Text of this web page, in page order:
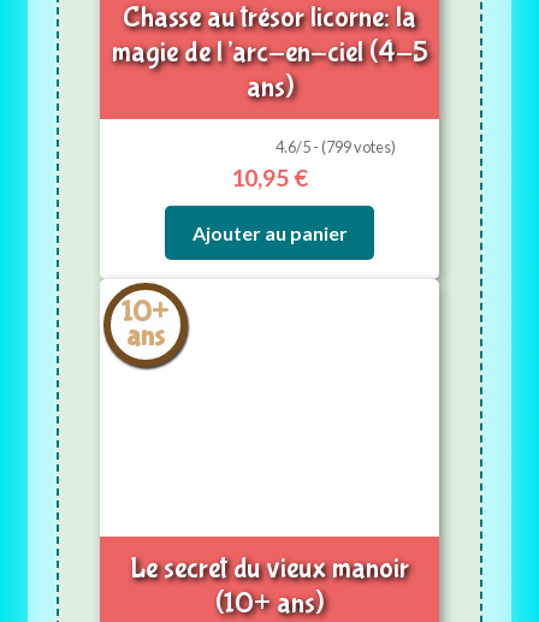
Chasse au trésor licorne: la
magie de l’arc-en-ciel (4-5
ans)
4.6/5 - (799 votes)
10,95 €
Ajouter au panier
10+
ans
Le secret du vieux manoir
(10+ ans)